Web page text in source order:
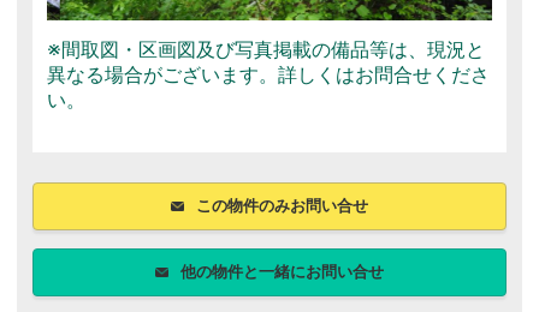
※間取図・区画図及び写真掲載の備品等は、現況と
異なる場合がございます。詳しくはお問合せくださ
い。
この物件のみお問い合せ
他の物件と一緒にお問い合せ